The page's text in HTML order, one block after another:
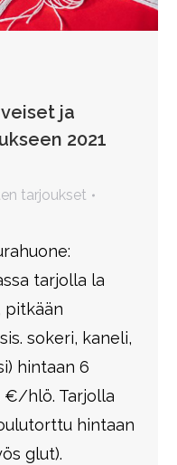
ja
2021
tarjoukset
tarjolla la
pitkään
sokeri, kaneli,
hintaan 6
€/hlö. Tarjolla
hintaan
glut).